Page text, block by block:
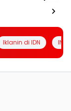
Iklanin di IDN